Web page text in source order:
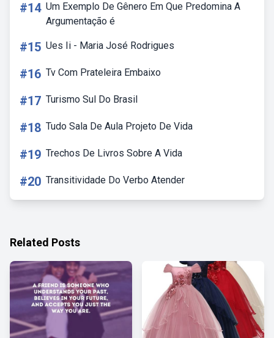
#14 Um Exemplo De Gênero Em Que Predomina A
Argumentação é
#15 Ues Ii - Maria José Rodrigues
#16 Tv Com Prateleira Embaixo
#17 Turismo Sul Do Brasil
#18 Tudo Sala De Aula Projeto De Vida
#19 Trechos De Livros Sobre A Vida
#20 Transitividade Do Verbo Atender
Related Posts